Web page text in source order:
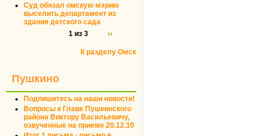
Суд обязал омскую мэрию
выселить департамент из
здания детского сада
1 из 3
››
К разделу Омск
Пушкино
Подпишитесь на наши новости!
Вопросы к Главе Пушкинского
района Виктору Васильевичу,
озвученные на приеме 20.12.10